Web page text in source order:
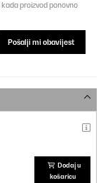
proizvod ponovno
Pošalji mi obavijest
Dodaj u
košaricu